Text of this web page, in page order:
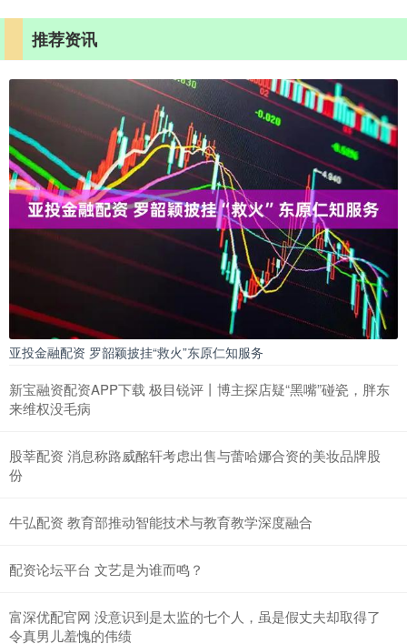
推荐资讯
亚投金融配资 罗韶颖披挂“救火”东原仁知服务
新宝融资配资APP下载 极目锐评丨博主探店疑“黑嘴”碰瓷，胖东
来维权没毛病
股莘配资 消息称路威酩轩考虑出售与蕾哈娜合资的美妆品牌股
份
牛弘配资 教育部推动智能技术与教育教学深度融合
配资论坛平台 文艺是为谁而鸣？
富深优配官网 没意识到是太监的七个人，虽是假丈夫却取得了
令真男儿羞愧的伟绩